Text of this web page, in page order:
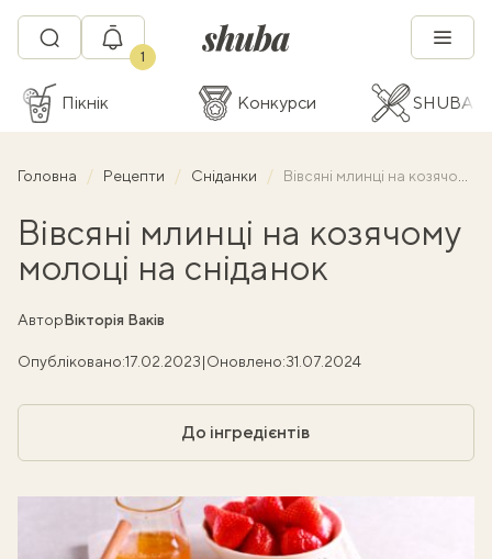
1
Пікнік Конкурси SHUBA
Головна Рецепти Сніданки Вівсяні млинці на козячому молоці на сніданок
Вівсяні млинці на козячому
молоці на сніданок
АвторВікторія Ваків
Опубліковано:17.02.2023|Оновлено:31.07.2024
До інгредієнтів